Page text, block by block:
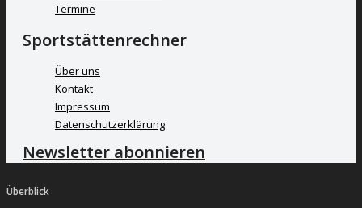
Termine
Sportstättenrechner
Über uns
Kontakt
Impressum
Datenschutzerklärung
Newsletter abonnieren
Überblick